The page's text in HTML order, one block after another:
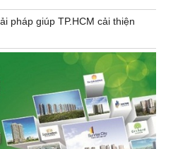
pháp giúp TP.HCM cải thiện